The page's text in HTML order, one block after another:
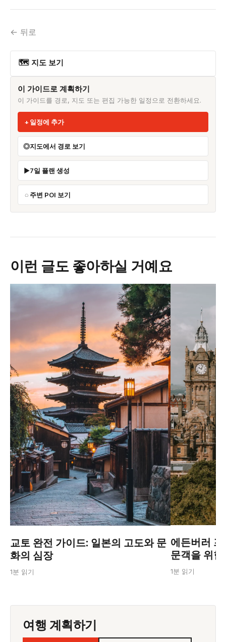
← 뒤로
🗺 지도 보기
이 가이드로 계획하기
이 가이드를 경로, 지도 또는 편집 가능한 일정으로 전환하세요.
일정에 추가
지도에서 경로 보기
7일 플랜 생성
주변 POI 보기
이런 글도 좋아하실 거예요
교토 완전 가이드: 일본의 고도와 문
화의 심장
1분 읽기
에든버러
문객을 위
1분 읽기
여행 계획하기